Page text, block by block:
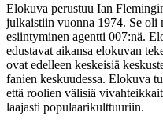
Elokuva perustuu Ian
julkaistiin vuonna 1974. Se oli
esiintyminen agentti 007:nä.
edustavat aikansa elokuvan
ovat edelleen keskeisiä
fanien keskuudessa. Elokuva
että roolien välisiä
laajasti populaarikulttuuriin.